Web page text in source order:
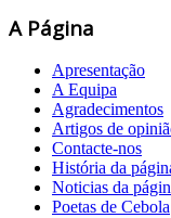
A Página
Apresentação
A Equipa
Agradecimentos
Artigos de
Contacte-nos
História da
Noticias da
Poetas de Cebola